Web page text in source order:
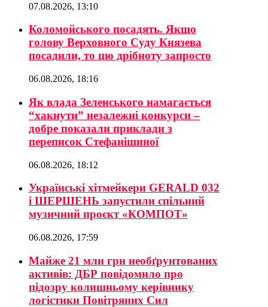
07.08.2026, 13:10
Коломойського посадять. Якщо
голову Верховного Суду Князева
посадили, то цю дрібноту запросто
06.08.2026, 18:16
Як влада Зеленського намагається
“хакнути” незалежні конкурси –
добре показали приклади з
переписок Стефанішиної
06.08.2026, 18:12
Українські хітмейкери GERALD 032
і ШЕРШЕНЬ запустили спільний
музичний проєкт «КОМПОТ»
06.08.2026, 17:59
Майже 21 млн грн необґрунтованих
активів: ДБР повідомило про
підозру колишньому керівнику
логістики Повітряних Сил